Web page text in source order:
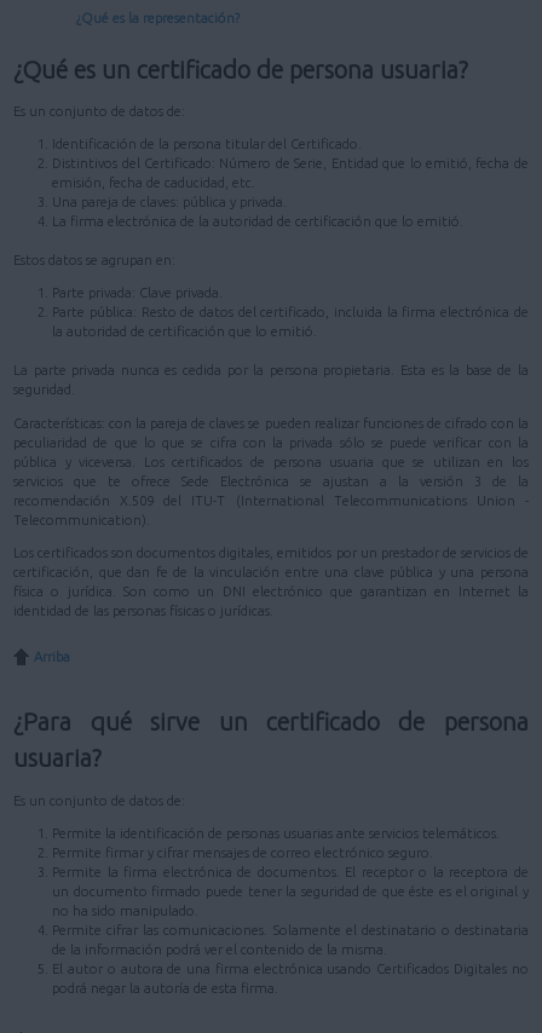
¿Qué es la representación?
¿Qué es un certificado de persona usuaria?
Es un conjunto de datos de:
Identificación de la persona titular del Certificado.
Distintivos del Certificado: Número de Serie, Entidad que lo emitió, fecha de
emisión, fecha de caducidad, etc.
Una pareja de claves: pública y privada.
La firma electrónica de la autoridad de certificación que lo emitió.
Estos datos se agrupan en:
Parte privada: Clave privada.
Parte pública: Resto de datos del certificado, incluida la firma electrónica de
la autoridad de certificación que lo emitió.
La parte privada nunca es cedida por la persona propietaria. Esta es la base de la
seguridad.
Características: con la pareja de claves se pueden realizar funciones de cifrado con la
peculiaridad de que lo que se cifra con la privada sólo se puede verificar con la
pública y viceversa. Los certificados de persona usuaria que se utilizan en los
servicios que te ofrece Sede Electrónica se ajustan a la versión 3 de la
recomendación X.509 del ITU-T (International Telecommunications Union -
Telecommunication).
Los certificados son documentos digitales, emitidos por un prestador de servicios de
certificación, que dan fe de la vinculación entre una clave pública y una persona
física o jurídica. Son como un DNI electrónico que garantizan en Internet la
identidad de las personas físicas o jurídicas.
Arriba
¿Para qué sirve un certificado de persona
usuaria?
Es un conjunto de datos de:
Permite la identificación de personas usuarias ante servicios telemáticos.
Permite firmar y cifrar mensajes de correo electrónico seguro.
Permite la firma electrónica de documentos. El receptor o la receptora de
un documento firmado puede tener la seguridad de que éste es el original y
no ha sido manipulado.
Permite cifrar las comunicaciones. Solamente el destinatario o destinataria
de la información podrá ver el contenido de la misma.
El autor o autora de una firma electrónica usando Certificados Digitales no
podrá negar la autoría de esta firma.